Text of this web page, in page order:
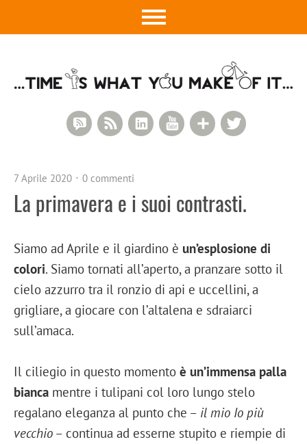
Google+
YouTube
LinkedIn
RSS Feed
RSS Comments
7 Aprile 2020 0 commenti
La primavera e i suoi contrasti.
Siamo ad Aprile e il giardino è un’esplosione di
colori. Siamo tornati all’aperto, a pranzare sotto il
cielo azzurro tra il ronzio di api e uccellini, a
grigliare, a giocare con l’altalena e sdraiarci
sull’amaca.
Il ciliegio in questo momento è un’immensa palla
bianca mentre i tulipani col loro lungo stelo
regalano eleganza al punto che – il mio Io più
vecchio – continua ad esserne stupito e riempie di